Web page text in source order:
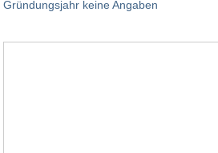
Gründungsjahr keine Angaben